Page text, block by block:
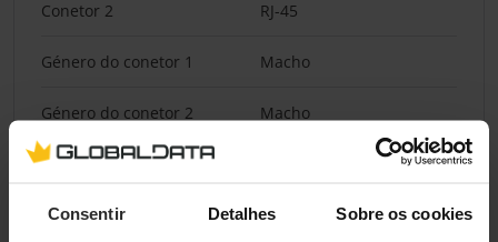
Consentir Detalhes Sobre os cookies
Conetor 2 RJ-45
Género do conetor 1 Macho
Género do conetor 2 Macho
Material de revestimento Policloreto de vinil (PVC)
Forma do cabo Redondo